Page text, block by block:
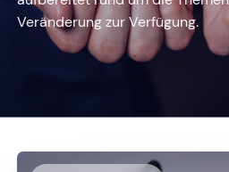
Veränderung zur Verfügung.